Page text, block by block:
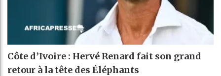
Côte d’Ivoire : Hervé Renard fait son grand
retour à la tête des Éléphants